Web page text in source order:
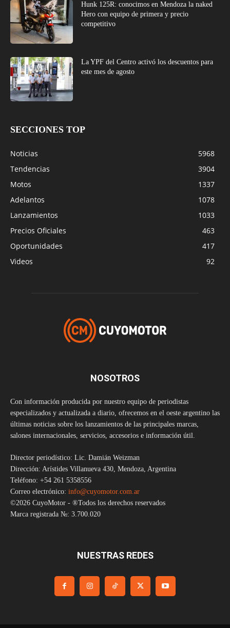
Hunk 125R: conocimos en Mendoza la naked
Hero con equipo de primera y precio
competitivo
La YPF del Centro activó los descuentos para
este mes de agosto
SECCIONES TOP
Noticias
5968
Tendencias
3904
Motos
1337
Adelantos
1078
Lanzamientos
1033
Precios Oficiales
463
Oportunidades
417
Videos
92
NOSOTROS
Con información producida por nuestro equipo de periodistas
especializados y actualizada a diario, ofrecemos en el oeste argentino las
últimas noticias sobre los lanzamientos de las principales marcas,
salones internacionales, servicios, accesorios e información útil.
Director periodístico: Lic. Damián Weizman
Dirección: Arístides Villanueva 430, Mendoza, Argentina
Teléfono: +54 261 5358556
Correo electrónico: info@cuyomotor.com.ar
©2026 CuyoMotor - ®Todos los derechos reservados
Marca registrada №: 3.700.020
NUESTRAS REDES